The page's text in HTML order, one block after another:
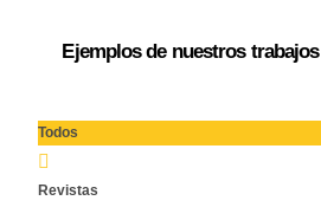
Ejemplos de nuestros trabajos
Todos
Revistas